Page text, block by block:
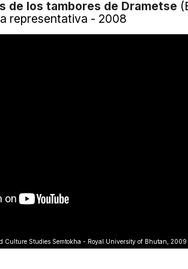
de los tambores de Drametse
representativa - 2008
Culture Studies Semtokha - Royal University of Bhutan, 2009